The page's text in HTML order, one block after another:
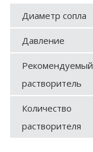
Диаметр сопла
Давление
Рекомендуемый
растворитель
Количество
растворителя